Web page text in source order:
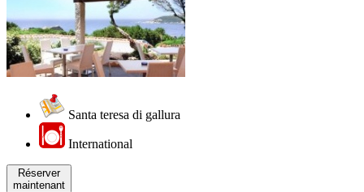
Santa teresa di gallura
International
Réserver
maintenant